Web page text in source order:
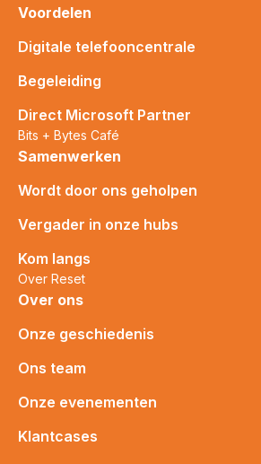
Voordelen
Digitale telefooncentrale
Begeleiding
Direct Microsoft Partner
Bits + Bytes Café
Samenwerken
Wordt door ons geholpen
Vergader in onze hubs
Kom langs
Over Reset
Over ons
Onze geschiedenis
Ons team
Onze evenementen
Klantcases